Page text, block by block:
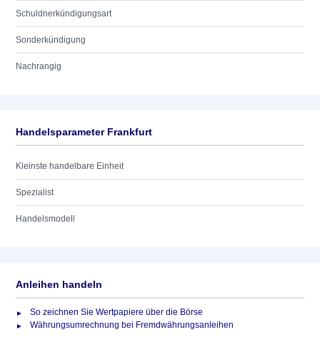
Schuldnerkündigungsart
Sonderkündigung
Nachrangig
Handelsparameter Frankfurt
Kleinste handelbare Einheit
Spezialist
Handelsmodell
Anleihen handeln
So zeichnen Sie Wertpapiere über die Börse
Währungsumrechnung bei Fremdwährungsanleihen